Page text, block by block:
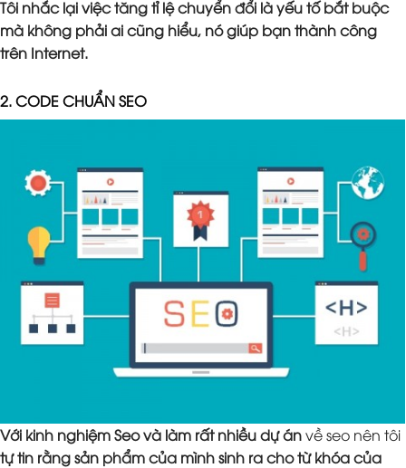
Tôi nhắc lại việc tăng tỉ lệ chuyển đổi là yếu tố bắt buộc
mà không phải ai cũng hiểu, nó giúp bạn thành công
trên Internet.
2. CODE CHUẨN SEO
Với kinh nghiệm Seo và làm rất nhiều dự ánvề seo nên tôi
tự tin rằng sản phẩm của mình sinh ra cho từ khóa của